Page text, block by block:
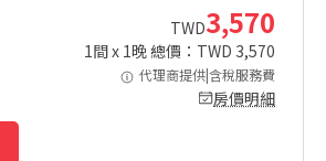
TWD3,570
1間 x 1晚 總價：TWD 3,570
代理商提供|含稅服務費
房價明細